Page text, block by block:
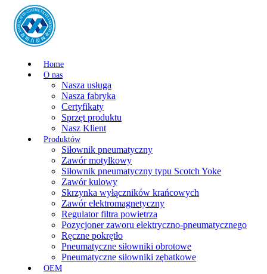
Home
O nas
Nasza usługa
Nasza fabryka
Certyfikaty
Sprzęt produktu
Nasz Klient
Produktów
Siłownik pneumatyczny
Zawór motylkowy
Siłownik pneumatyczny typu Scotch Yoke
Zawór kulowy
Skrzynka wyłączników krańcowych
Zawór elektromagnetyczny
Regulator filtra powietrza
Pozycjoner zaworu elektryczno-pneumatycznego
Ręczne pokrętło
Pneumatyczne siłowniki obrotowe
Pneumatyczne siłowniki zębatkowe
OEM